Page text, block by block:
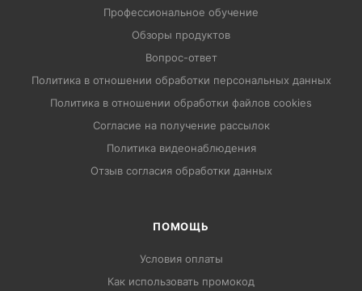
Профессиональное обучение
Обзоры продуктов
Вопрос-ответ
Политика в отношении обработки персональных данных
Политика в отношении обработки файлов cookies
Согласие на получение рассылок
Политика видеонаблюдения
Отзыв согласия обработки данных
ПОМОЩЬ
Условия оплаты
Как использовать промокод